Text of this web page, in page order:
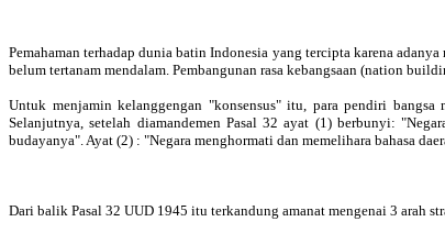
Pemahaman terhadap dunia batin Indonesia yang tercipta karena
belum tertanam mendalam. Pembangunan rasa kebangsaan (nation
Untuk menjamin kelanggengan "konsensus" itu, para pendiri bangsa
Selanjutnya, setelah diamandemen Pasal 32 ayat (1) berbunyi:
budayanya". Ayat (2) : "Negara menghormati dan memelihara bahasa
Dari balik Pasal 32 UUD 1945 itu terkandung amanat mengenai 3 arah